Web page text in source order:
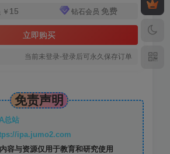
￥ 15 钻石会员 免费
立即购买
当前未登录-登录后可永久保存订单
免责声明
总站
ipa.jumo2.com
容与资源仅用于教育和研究使用